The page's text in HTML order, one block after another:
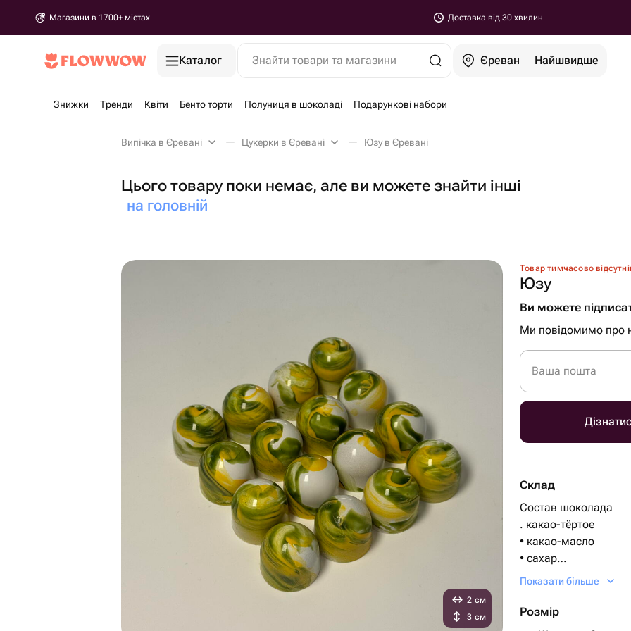
Магазини в 1700+ містах Доставка від 30 хвилин
Каталог Знайти товари та магазини Єреван Найшвидше
Знижки Тренди Квіти Бенто торти Полуниця в шоколаді Подарункові набори
Випічка в Єревані Цукерки в Єревані Юзу в Єревані
Цього товару поки немає, але ви можете знайти інші
на головній
Товар тимчасово
Юзу
Ви можете
Ми повідомимо про
Ваша пошта
Склад
Состав шоколада
. какао-тёртое
• какао-масло
• сахар
• лецитин
Начинка -
Показати більше
Розмір
2 см
3 см